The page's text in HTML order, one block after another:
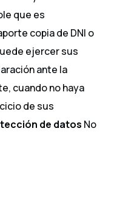
que es
copia de DNI o
ejercer sus
ante la
cuando no haya
de sus
de datos No